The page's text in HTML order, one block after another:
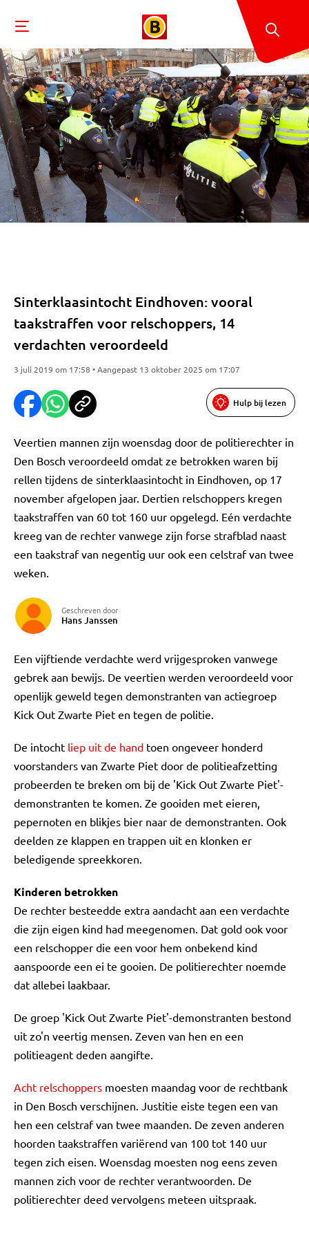
Sinterklaasintocht Eindhoven: vooral
taakstraffen voor relschoppers, 14
verdachten veroordeeld
3 juli 2019 om 17:58 • Aangepast 13 oktober 2025 om 17:07
Hulp bij lezen
Veertien mannen zijn woensdag door de politierechter in
Den Bosch veroordeeld omdat ze betrokken waren bij
rellen tijdens de sinterklaasintocht in Eindhoven, op 17
november afgelopen jaar. Dertien relschoppers kregen
taakstraffen van 60 tot 160 uur opgelegd. Eén verdachte
kreeg van de rechter vanwege zijn forse strafblad naast
een taakstraf van negentig uur ook een celstraf van twee
weken.
Geschreven door
Hans Janssen
Een vijftiende verdachte werd vrijgesproken vanwege
gebrek aan bewijs. De veertien werden veroordeeld voor
openlijk geweld tegen demonstranten van actiegroep
Kick Out Zwarte Piet en tegen de politie.
De intocht liep uit de hand toen ongeveer honderd
voorstanders van Zwarte Piet door de politieafzetting
probeerden te breken om bij de 'Kick Out Zwarte Piet'-
demonstranten te komen. Ze gooiden met eieren,
pepernoten en blikjes bier naar de demonstranten. Ook
deelden ze klappen en trappen uit en klonken er
beledigende spreekkoren.
Kinderen betrokken
De rechter besteedde extra aandacht aan een verdachte
die zijn eigen kind had meegenomen. Dat gold ook voor
een relschopper die een voor hem onbekend kind
aanspoorde een ei te gooien. De politierechter noemde
dat allebei laakbaar.
De groep 'Kick Out Zwarte Piet'-demonstranten bestond
uit zo'n veertig mensen. Zeven van hen en een
politieagent deden aangifte.
Acht relschoppers moesten maandag voor de rechtbank
in Den Bosch verschijnen. Justitie eiste tegen een van
hen een celstraf van twee maanden. De zeven anderen
hoorden taakstraffen variërend van 100 tot 140 uur
tegen zich eisen. Woensdag moesten nog eens zeven
mannen zich voor de rechter verantwoorden. De
politierechter deed vervolgens meteen uitspraak.